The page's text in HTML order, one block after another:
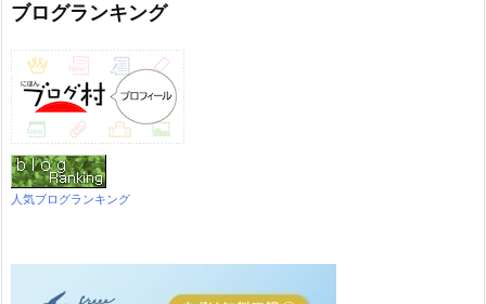
ブログランキング
人気ブログランキング